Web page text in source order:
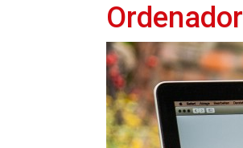
Ordenador